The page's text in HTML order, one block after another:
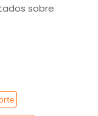
sobre